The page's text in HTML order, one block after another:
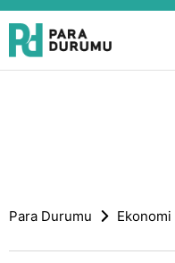
Para Durumu Ekonomi